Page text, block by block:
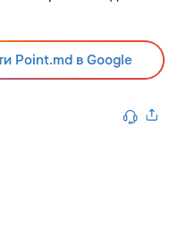
Point.md в Google